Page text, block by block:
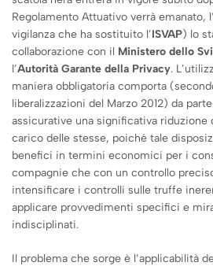
Regolamento Attuativo verrà emanato, l’
vigilanza che ha sostituito l’ISVAP) lo
collaborazione con il Ministero dello
l’Autorità Garante della Privacy.
maniera obbligatoria comporta
liberalizzazioni del Marzo 2012) da
assicurative una significativa riduzione
carico delle stesse, poiché tale
benefici in termini economici per i
compagnie che con un controllo
intensificare i controlli sulle truffe
applicare provvedimenti specifici e
indisciplinati.
Il problema che sorge è l’applicabilità